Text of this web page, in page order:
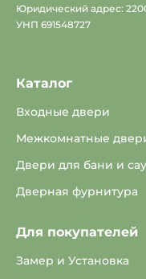
Юридический адрес:
УНП 691548727
Каталог
Входные двери
Межкомнатные
Двери для бани и
Дверная фурнитура
Для покупателей
Замер и Установка